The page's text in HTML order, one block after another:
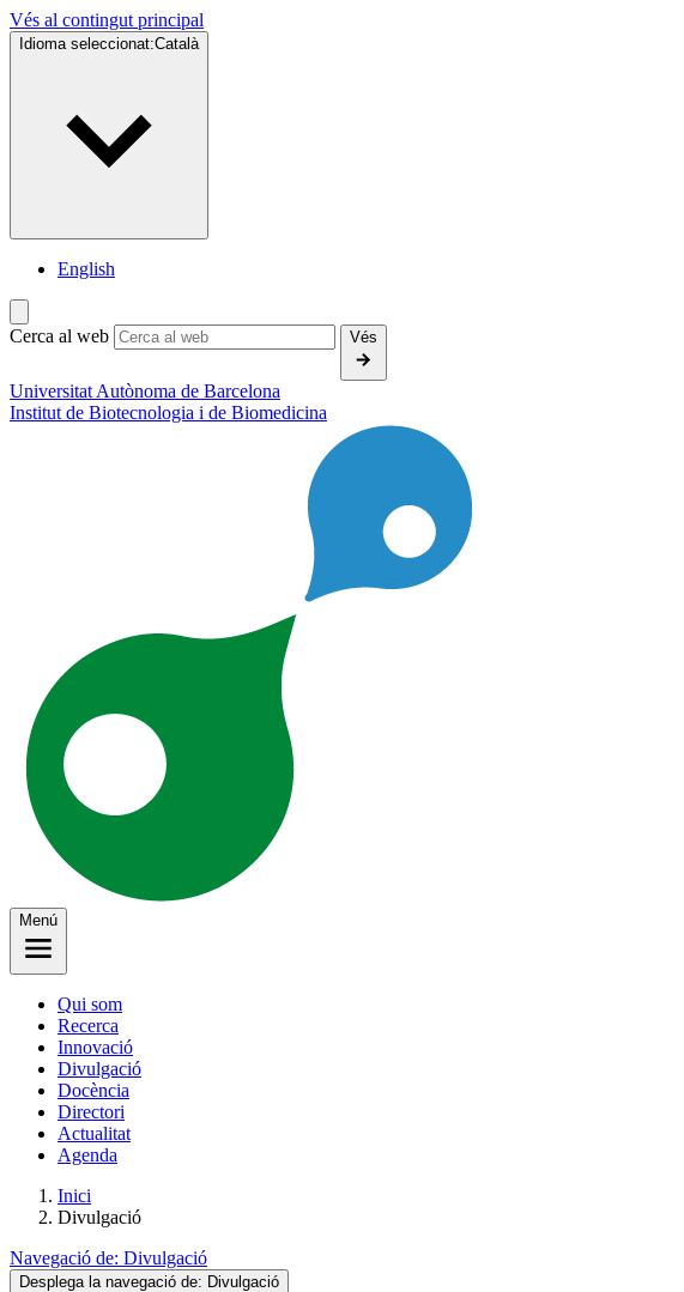
Vés al contingut principal
Idioma seleccionat:Català
English
Cerca al web Vés
Universitat Autònoma de Barcelona
Institut de Biotecnologia i de Biomedicina
Menú
Qui som
Recerca
Innovació
Divulgació
Docència
Directori
Actualitat
Agenda
Inici
Divulgació
Navegació de: Divulgació
Desplega la navegació de: Divulgació